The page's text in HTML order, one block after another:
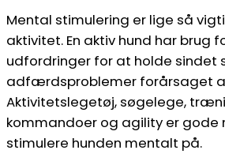
Mental stimulering er lige så
aktivitet. En aktiv hund har brug
udfordringer for at holde sindet
adfærdsproblemer forårsaget
Aktivitetslegetøj, søgelege,
kommandoer og agility er gode
stimulere hunden mentalt på.